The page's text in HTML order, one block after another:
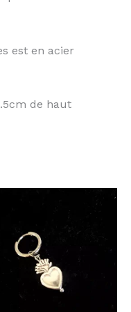
est en acier
de haut